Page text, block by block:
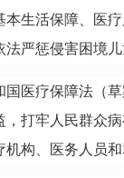
生活保障、医
严惩侵害困境
医疗保障法（
打牢人民群众
构、医务人员